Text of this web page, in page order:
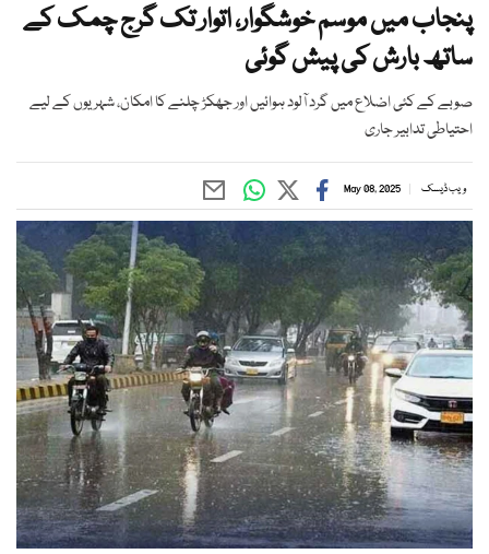
پنجاب میں موسم خوشگوار، اتوار تک گرج چمک کے
ساتھ بارش کی پیش گوئی
صوبے کے کئی اضلاع میں گرد آلود ہوائیں اور جھکڑ چلنے کا امکان، شہریوں کے لیے
احتیاطی تدابیر جاری
ویب ڈیسک May 08, 2025